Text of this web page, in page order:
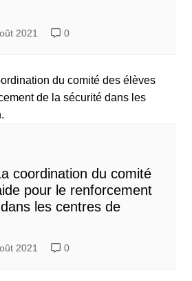
2021 0
coordination du comité
pour le renforcement
les centres de
2021 0